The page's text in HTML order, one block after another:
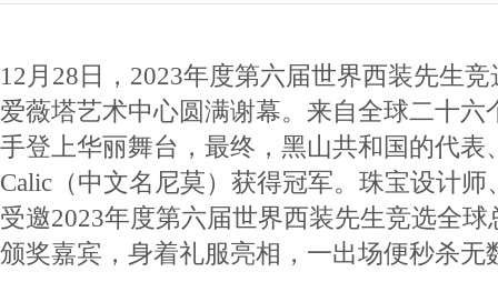
12月28日，2023年度第六届世界西装先生
爱薇塔艺术中心圆满谢幕。来自全球二十六
手登上华丽舞台，最终，黑山共和国的代表
Calic（中文名尼莫）获得冠军。珠宝设计
受邀2023年度第六届世界西装先生竞选全
颁奖嘉宾，身着礼服亮相，一出场便秒杀无